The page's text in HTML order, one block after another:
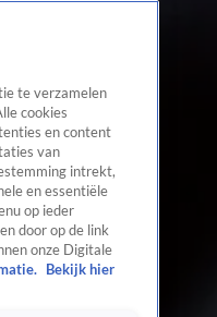
te verzamelen
cookies
en content
van
intrekt,
en essentiële
op ieder
door op de link
onze Digitale
Bekijk hier